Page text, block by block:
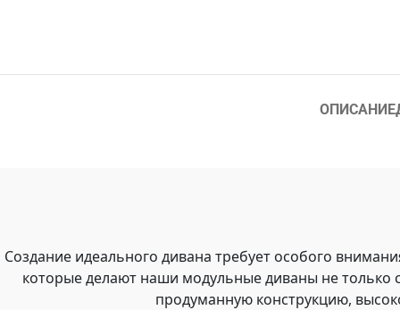
ОПИСАНИЕ
Создание идеального дивана требует особого
которые делают наши модульные диваны не
продуманную конструкцию,